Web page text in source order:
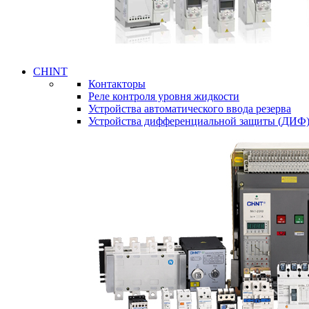
CHINT
Контакторы
Реле контроля уровня жидкости
Устройства автоматического ввода резерва
Устройства дифференциальной защиты (ДИФ)